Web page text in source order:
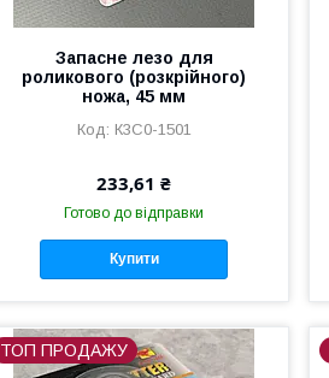
Запасне лезо для
роликового (розкрійного)
ножа, 45 мм
К3С0-1501
233,61 ₴
Готово до відправки
Купити
ТОП ПРОДАЖУ